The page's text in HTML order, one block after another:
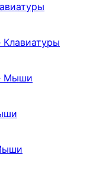
Мыши